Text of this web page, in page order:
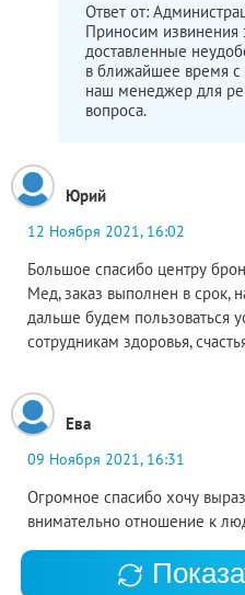
Ответ от:
Приносим извинения
доставленные
в ближайшее время с
наш менеджер для
вопроса.
Юрий
12 Ноября 2021, 16:02
Большое спасибо центру
Мед, заказ выполнен в срок,
дальше будем пользоваться
сотрудникам здоровья,
Ева
09 Ноября 2021, 16:31
Огромное спасибо хочу
внимательно отношение к